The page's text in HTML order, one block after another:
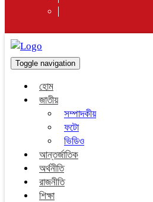
Toggle navigation
হোম
জাতীয়
সম্পাদকীয়
ফটো
ভিডিও
আন্তর্জাতিক
অর্থনীতি
রাজনীতি
শিক্ষা